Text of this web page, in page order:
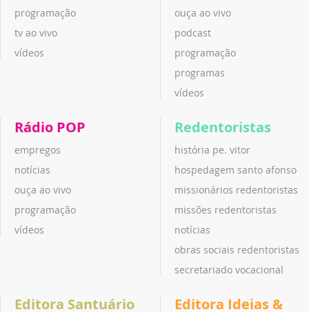
programação
tv ao vivo
vídeos
ouça ao vivo
podcast
programação
programas
vídeos
Rádio POP
empregos
notícias
ouça ao vivo
programação
vídeos
Redentoristas
história pe. vitor
hospedagem santo afonso
missionários redentoristas
missões redentoristas
notícias
obras sociais redentoristas
secretariado vocacional
Editora Santuário
Editora Ideias &